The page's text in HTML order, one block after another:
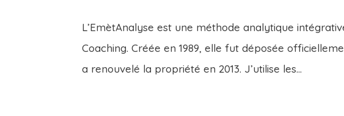
L’EmètAnalyse est une méthode analytique
Coaching. Créée en 1989, elle fut déposée
a renouvelé la propriété en 2013. J’utilise les...